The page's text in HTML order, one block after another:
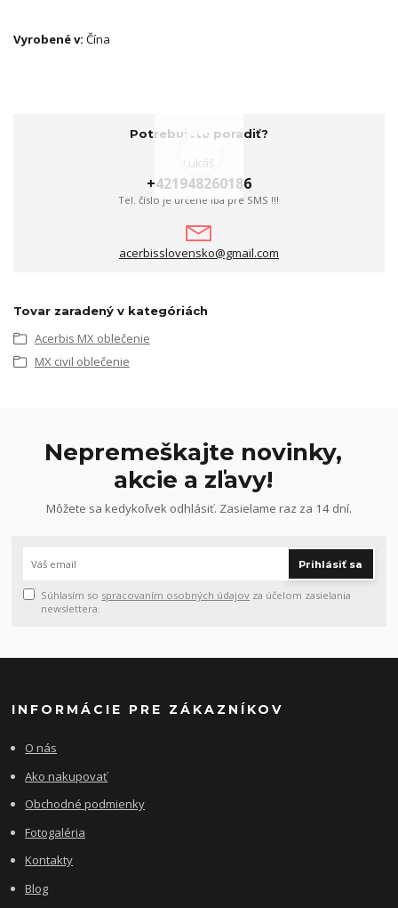
Vyrobené v: Čína
Potrebujete poradiť?
Lukáš
+421948260186
Tel. číslo je určené iba pre SMS !!!
acerbisslovensko@gmail.com
Tovar zaradený v kategóriách
Acerbis MX oblečenie
MX civil oblečenie
Nepremeškajte novinky,
akcie a zľavy!
Môžete sa kedykoľvek odhlásiť. Zasielame raz za 14 dní.
Prihlásiť sa
Súhlasím so spracovaním osobných údajov za účelom zasielania
newslettera.
INFORMÁCIE PRE ZÁKAZNÍKOV
O nás
Ako nakupovať
Obchodné podmienky
Fotogaléria
Kontakty
Blog